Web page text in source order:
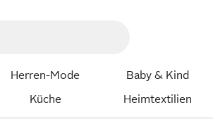
Herren-Mode Baby & Kind
Küche Heimtextilien